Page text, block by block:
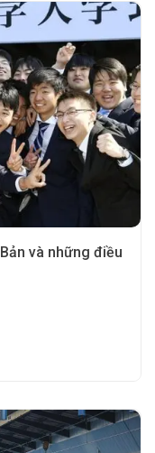
và những điều